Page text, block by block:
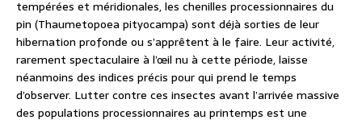
tempérées et méridionales, les chenilles processionnaires du
pin (Thaumetopoea pityocampa) sont déjà sorties de leur
hibernation profonde ou s’apprêtent à le faire. Leur activité,
rarement spectaculaire à l’œil nu à cette période, laisse
néanmoins des indices précis pour qui prend le temps
d’observer. Lutter contre ces insectes avant l’arrivée massive
des populations processionnaires au printemps est une